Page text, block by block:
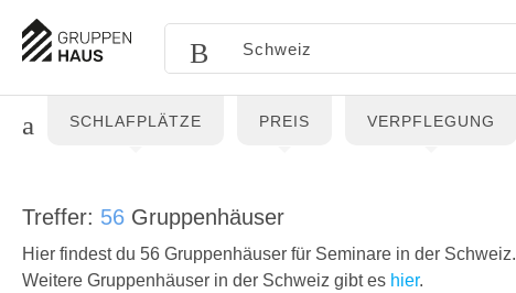
SCHLAFPLÄTZE PREIS VERPFLEGUNG
Treffer: 56 Gruppenhäuser
Hier findest du 56 Gruppenhäuser für Seminare in der Schweiz.
Weitere Gruppenhäuser in der Schweiz gibt es hier.